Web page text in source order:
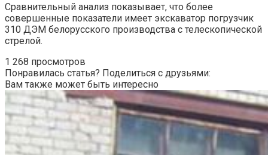
Сравнительный анализ показывает, что более
совершенные показатели имеет экскаватор погрузчик
310 ДЭМ белорусского производства с телескопической
стрелой.
1 268 просмотров
Понравилась статья? Поделиться с друзьями:
Вам также может быть интересно